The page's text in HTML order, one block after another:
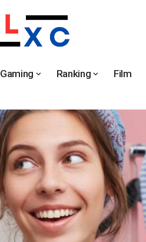
Gaming Ranking Film